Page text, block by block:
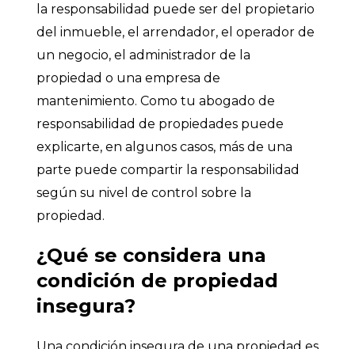
la responsabilidad puede ser del propietario
del inmueble, el arrendador, el operador de
un negocio, el administrador de la
propiedad o una empresa de
mantenimiento. Como tu abogado de
responsabilidad de propiedades puede
explicarte, en algunos casos, más de una
parte puede compartir la responsabilidad
según su nivel de control sobre la
propiedad.
¿Qué se considera una
condición de propiedad
insegura?
Una condición insegura de una propiedad es